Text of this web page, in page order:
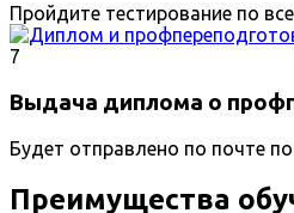
Пройдите тестирование по
7
Выдача диплома о
Будет отправлено по почте
Преимущества